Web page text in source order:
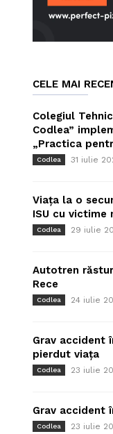
CELE MAI
Colegiul
Codlea”
„Practica
Codlea 31 iulie
Viața la o
ISU cu victime
Codlea 29 iulie
Autotren
Rece
Codlea 24 iulie
Grav accident
pierdut viața
Codlea 23 iulie
Grav accident
Codlea 23 iulie